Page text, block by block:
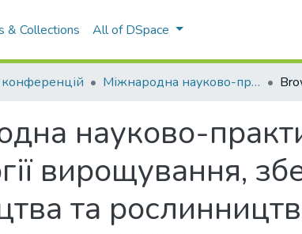
& Collections All of DSpace
конференцій Міжнародна науково-практична конференція "Інноваційні технології вирощування, зберігання і переробки продукції садівництва та рослинництва"
науково-
вирощування,
та